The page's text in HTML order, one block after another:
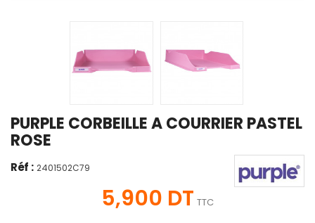
PURPLE CORBEILLE A COURRIER PASTEL
ROSE
Réf : 2401502C79
5,900 DT TTC